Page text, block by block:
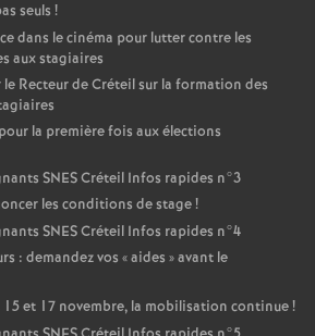
seuls !
dans le cinéma pour lutter contre les
aux stagiaires
le Recteur de Créteil sur la formation des
la première fois aux élections
SNESCréteil Infos rapides n°3
les conditions de stage!
SNESCréteil Infos rapides n°4
: demandez vos «aides » avant le
et 17 novembre, la mobilisation continue!